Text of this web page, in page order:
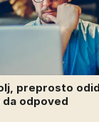
preprosto
odpoved